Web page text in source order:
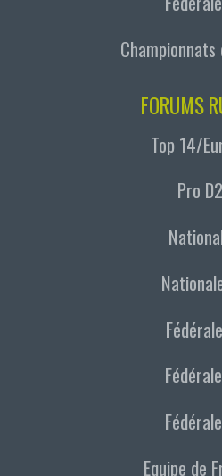
FORUMS
Top 14/
Pro D2
Equipe de